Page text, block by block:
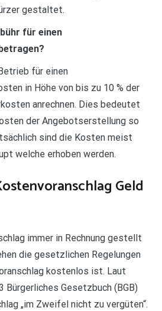
gestaltet.
für einen
für einen
in Höhe von bis zu 10 % der
anrechnen. Dies bedeutet
der Angebotserstellung so
sind die Kosten meist
welche erhoben werden.
Geld
immer in Rechnung gestellt
die gesetzlichen Regelungen
kostenlos ist. Laut
Bürgerliches Gesetzbuch (BGB)
„im Zweifel nicht zu vergüten“.